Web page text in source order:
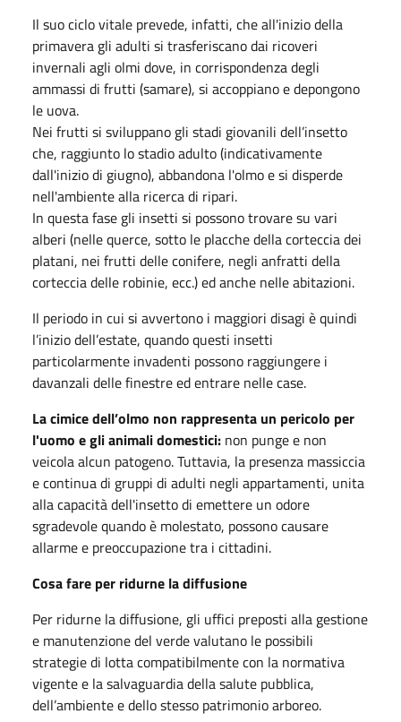
Il suo ciclo vitale prevede, infatti, che all'inizio della
primavera gli adulti si trasferiscano dai ricoveri
invernali agli olmi dove, in corrispondenza degli
ammassi di frutti (samare), si accoppiano e depongono
le uova.
Nei frutti si sviluppano gli stadi giovanili dell’insetto
che, raggiunto lo stadio adulto (indicativamente
dall'inizio di giugno), abbandona l'olmo e si disperde
nell'ambiente alla ricerca di ripari.
In questa fase gli insetti si possono trovare su vari
alberi (nelle querce, sotto le placche della corteccia dei
platani, nei frutti delle conifere, negli anfratti della
corteccia delle robinie, ecc.) ed anche nelle abitazioni.
Il periodo in cui si avvertono i maggiori disagi è quindi
l’inizio dell’estate, quando questi insetti
particolarmente invadenti possono raggiungere i
davanzali delle finestre ed entrare nelle case.
La cimice dell’olmo non rappresenta un pericolo per
l'uomo e gli animali domestici: non punge e non
veicola alcun patogeno. Tuttavia, la presenza massiccia
e continua di gruppi di adulti negli appartamenti, unita
alla capacità dell'insetto di emettere un odore
sgradevole quando è molestato, possono causare
allarme e preoccupazione tra i cittadini.
Cosa fare per ridurne la diffusione
Per ridurne la diffusione, gli uffici preposti alla gestione
e manutenzione del verde valutano le possibili
strategie di lotta compatibilmente con la normativa
vigente e la salvaguardia della salute pubblica,
dell’ambiente e dello stesso patrimonio arboreo.